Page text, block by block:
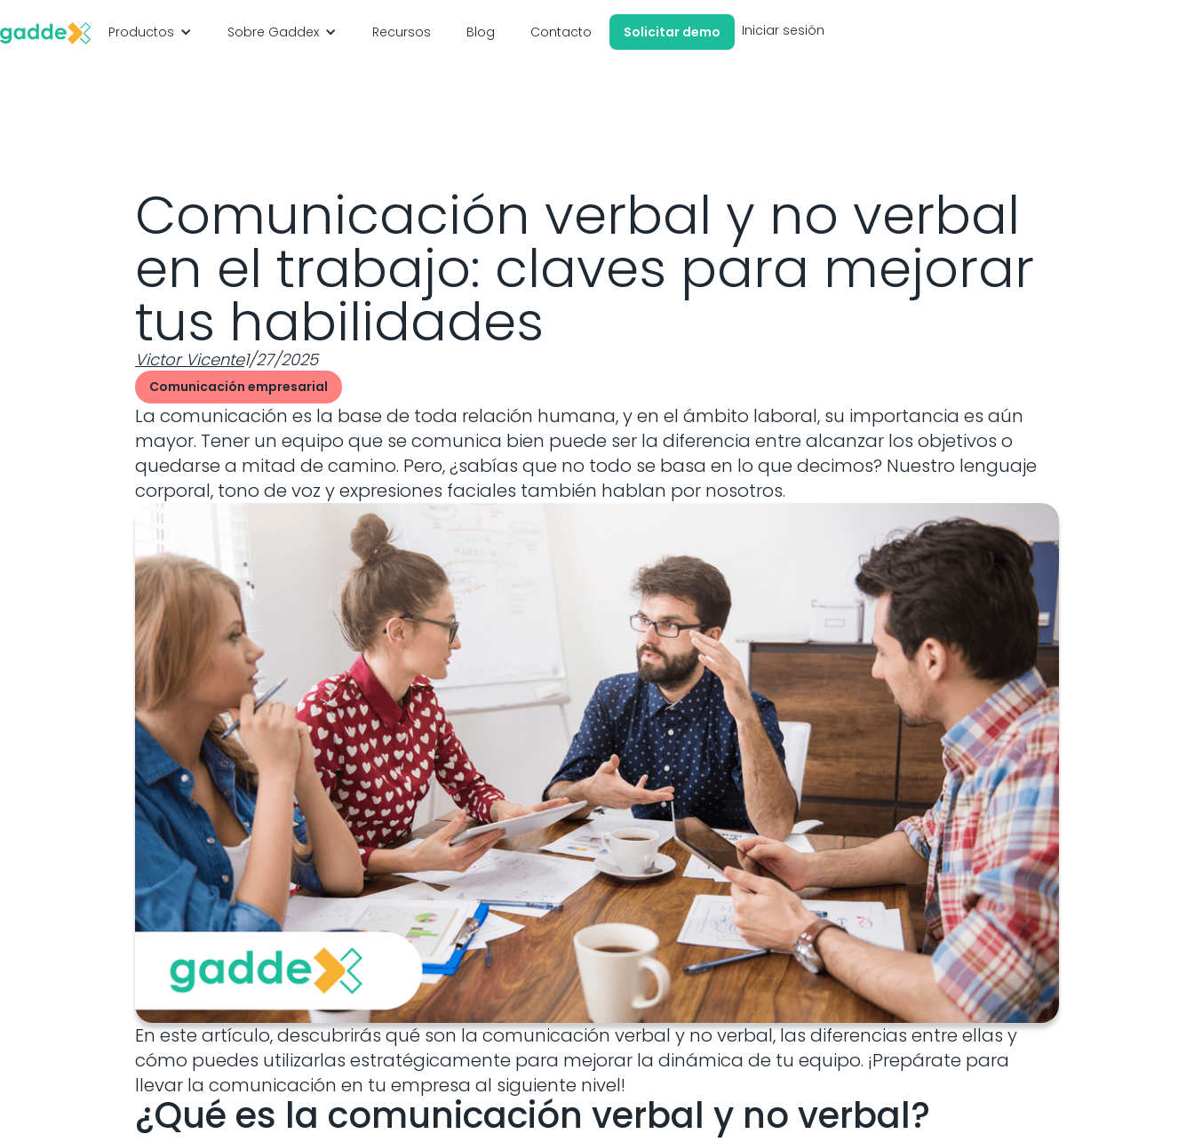
Productos Sobre Gaddex Recursos Blog Contacto Solicitar demo Iniciar sesión
Comunicación verbal y no verbal
en el trabajo: claves para mejorar
tus habilidades
Victor Vicente1/27/2025
Comunicación empresarial
La comunicación es la base de toda relación humana, y en el ámbito laboral, su importancia es aún
mayor. Tener un equipo que se comunica bien puede ser la diferencia entre alcanzar los objetivos o
quedarse a mitad de camino. Pero, ¿sabías que no todo se basa en lo que decimos? Nuestro lenguaje
corporal, tono de voz y expresiones faciales también hablan por nosotros.
En este artículo, descubrirás qué son la comunicación verbal y no verbal, las diferencias entre ellas y
cómo puedes utilizarlas estratégicamente para mejorar la dinámica de tu equipo. ¡Prepárate para
llevar la comunicación en tu empresa al siguiente nivel!
¿Qué es la comunicación verbal y no verbal?